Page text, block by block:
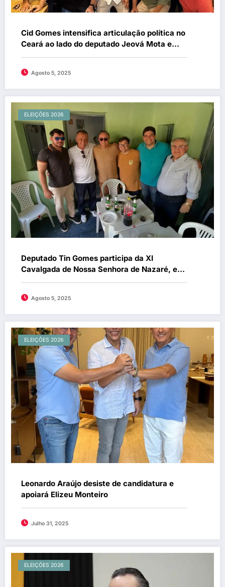
Cid Gomes intensifica articulação política no
Ceará ao lado do deputado Jeová Mota e
lideranças municipais.
Agosto 5, 2025
ELEIÇÕES 2026
Deputado Tin Gomes participa da XI
Cavalgada de Nossa Senhora de Nazaré, em
Cariré
Agosto 5, 2025
ELEIÇÕES 2026
Leonardo Araújo desiste de candidatura e
apoiará Elizeu Monteiro
Julho 31, 2025
ELEIÇÕES 2026